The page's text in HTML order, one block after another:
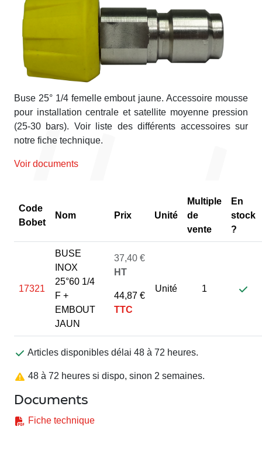
Buse 25° 1/4 femelle embout jaune. Accessoire mousse
pour installation centrale et satellite moyenne pression
(25-30 bars). Voir liste des différents accessoires sur
notre fiche technique.
Voir documents
Code
Bobet
Nom Prix Unité
Multiple
de
vente
En
stock
?
17321
BUSE
INOX
25°60 1/4
F +
EMBOUT
JAUN
37,40 €
HT
44,87 €
TTC
Unité 1
Articles disponibles délai 48 à 72 heures.
48 à 72 heures si dispo, sinon 2 semaines.
Documents
Fiche technique